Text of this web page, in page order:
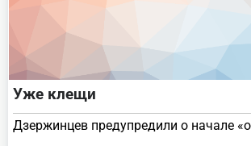
Уже клещи
Дзержинцев предупредили о начале